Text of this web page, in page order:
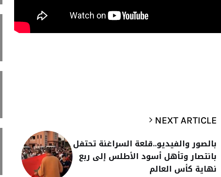
NEXT ARTICLE
بالصور والفيديو..قلعة السراغنة تحتفل
بانتصار وتأهل أسود الأطلس إلى ربع
نهاية كأس العالم